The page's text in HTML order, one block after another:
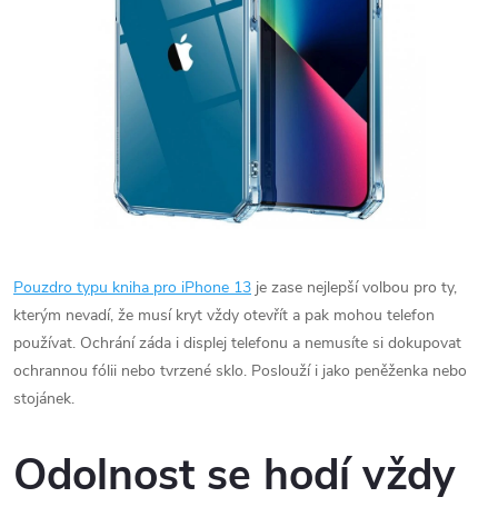
Pouzdro typu kniha pro iPhone 13 je zase nejlepší volbou pro ty,
kterým nevadí, že musí kryt vždy otevřít a pak mohou telefon
používat. Ochrání záda i displej telefonu a nemusíte si dokupovat
ochrannou fólii nebo tvrzené sklo. Poslouží i jako peněženka nebo
stojánek.
Odolnost se hodí vždy